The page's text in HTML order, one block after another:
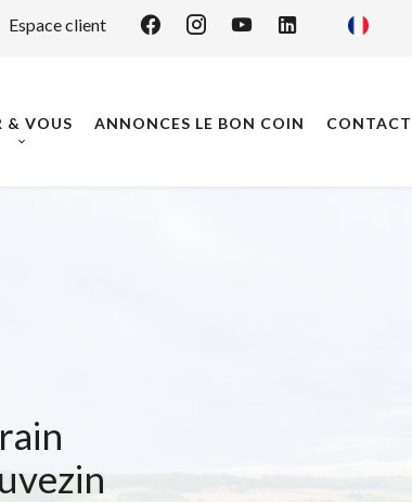
Espace client
& VOUS ANNONCES LE BON COIN CONTACT